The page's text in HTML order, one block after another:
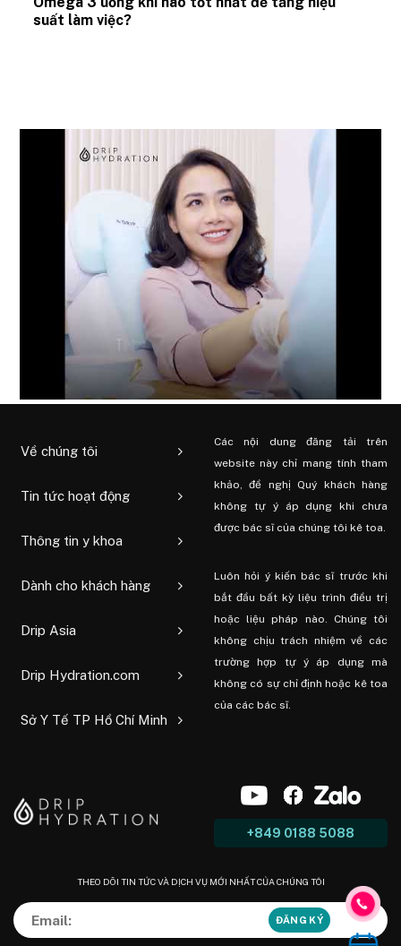
suất làm việc?
Về chúng tôi
Tin tức hoạt động
Thông tin y khoa
Dành cho khách hàng
Drip Asia
Drip Hydration.com
Sở Y Tế TP Hồ Chí Minh
Các nội dung đăng tải trên
website này chỉ mang tính tham
khảo, đề nghị Quý khách hàng
không tự ý áp dụng khi chưa
được bác sĩ của chúng tôi kê toa.
Luôn hỏi ý kiến ​​bác sĩ trước khi
bắt đầu bất kỳ liệu trình điều trị
hoặc liệu pháp nào. Chúng tôi
không chịu trách nhiệm về các
trường hợp tự ý áp dụng mà
không có sự chỉ định hoặc kê toa
của các bác sĩ.
+849 0188 5088
THEO DÕI TIN TỨC VÀ DỊCH VỤ MỚI NHẤT CỦA CHÚNG TÔI